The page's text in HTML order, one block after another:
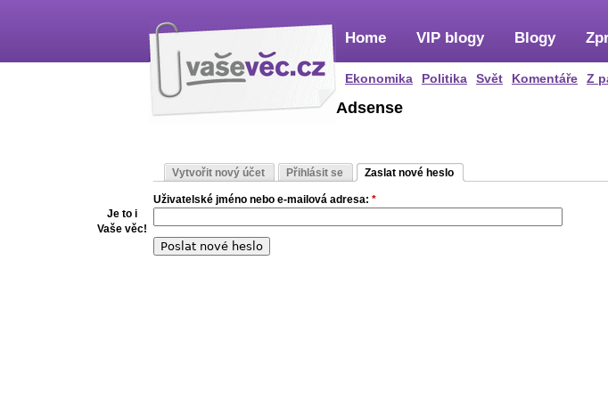
Home
Ekonomika Politika Svět Komentáře Z
VIP blogy Blogy
Je to i
Vaše věc!
Adsense
Vytvořit nový účet Přihlásit se Zaslat nové heslo
Uživatelské jméno nebo e-mailová adresa: *